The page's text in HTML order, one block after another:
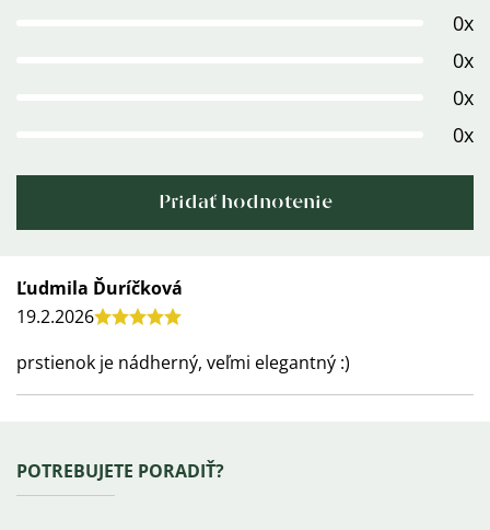
0x
0x
0x
0x
Pridať hodnotenie
Výpis
hodnotení
Ľudmila Ďuríčková
Hodnotenie
produktu
5
hviezdičiek.
19.2.2026
prstienok je nádherný, veľmi elegantný :)
Zápätie
POTREBUJETE PORADIŤ?